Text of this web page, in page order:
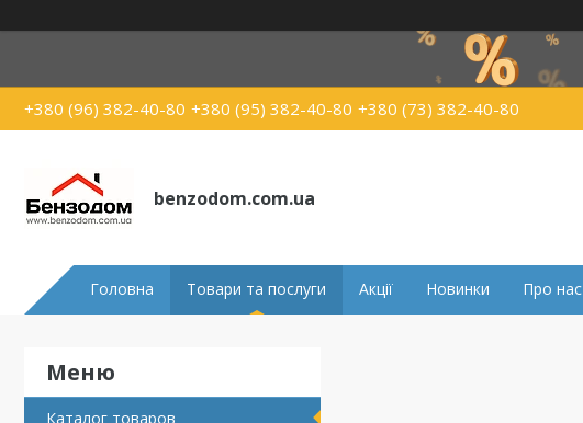
+380 (96) 382-40-80 +380 (95) 382-40-80 +380 (73) 382-40-80
benzodom.com.ua
Головна Товари та послуги Акції Новинки Про нас
Каталог товаров